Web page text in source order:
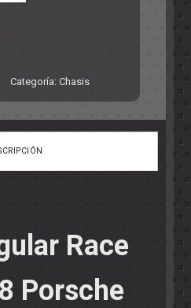
Categoría:Chasis
Race
Porsche